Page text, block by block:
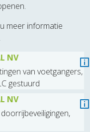
meer informatie
NV
van voetgangers,
gestuurd
NV